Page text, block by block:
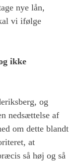
nye lån,
vi ifølge
ikke
og
nedsættelse af
om dette blandt
at
så høj og så